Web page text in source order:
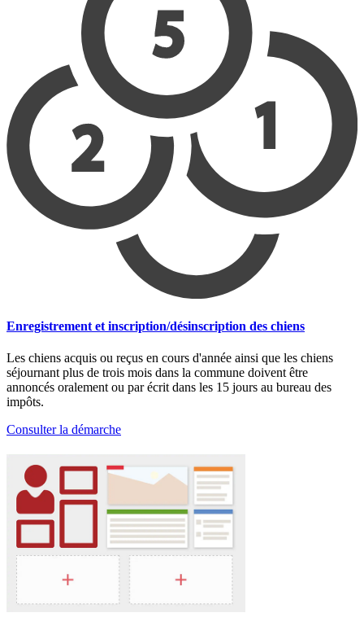
Enregistrement et inscription/désinscription des chiens
Les chiens acquis ou reçus en cours d'année ainsi que les chiens
séjournant plus de trois mois dans la commune doivent être
annoncés oralement ou par écrit dans les 15 jours au bureau des
impôts.
Consulter la démarche